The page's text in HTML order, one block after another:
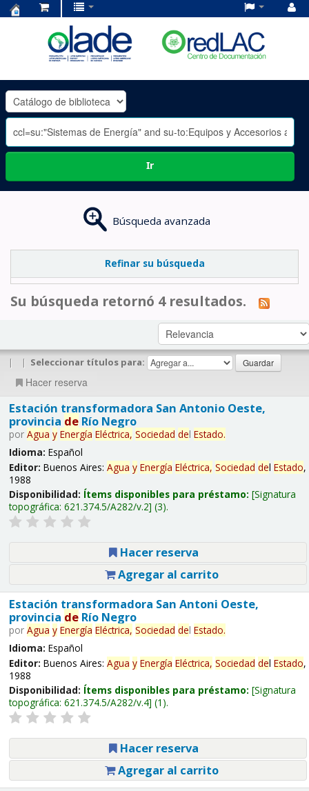
OLADE
-
Ir
Búsqueda avanzada
Refinar su búsqueda
Su búsqueda retornó 4 resultados.
| | Seleccionar títulos para:
Hacer reserva
Estación transformadora San Antonio Oeste,
provincia deRío Negro
por Agua y Energía Eléctrica, Sociedad del Estado.
Idioma: Español
Editor: Buenos Aires: Agua y Energía Eléctrica, Sociedad del Estado,
1988
Disponibilidad: Ítems disponibles para préstamo: Signatura
topográfica: 621.374.5/A282/v.2 (3).
Hacer reserva
Agregar al carrito
Estación transformadora San Antoni Oeste,
provincia deRío Negro
por Agua y Energía Eléctrica, Sociedad del Estado.
Idioma: Español
Editor: Buenos Aires: Agua y Energía Eléctrica, Sociedad del Estado,
1988
Disponibilidad: Ítems disponibles para préstamo: Signatura
topográfica: 621.374.5/A282/v.4 (1).
Hacer reserva
Agregar al carrito